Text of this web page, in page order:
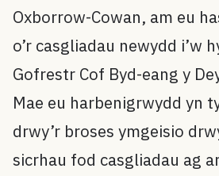
Oxborrow-Cowan, am eu
o’r casgliadau newydd i’w
Gofrestr Cof Byd-eang y
Mae eu harbenigrwydd yn
drwy’r broses ymgeisio
sicrhau fod casgliadau ag